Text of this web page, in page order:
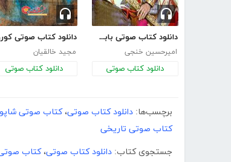
دانلود کتاب صوتی بابک خرمدین
امیرحسین خنجی
دانلود کتاب صوتی
مجید خالقیان
دانلود کتاب صوتی
برچسب‌ها: دانلود کتاب صوتی،کتاب صوتی
کتاب صوتی تاریخی
جستجوی کتاب: دانلود کتاب صوتی،کتاب صوتی